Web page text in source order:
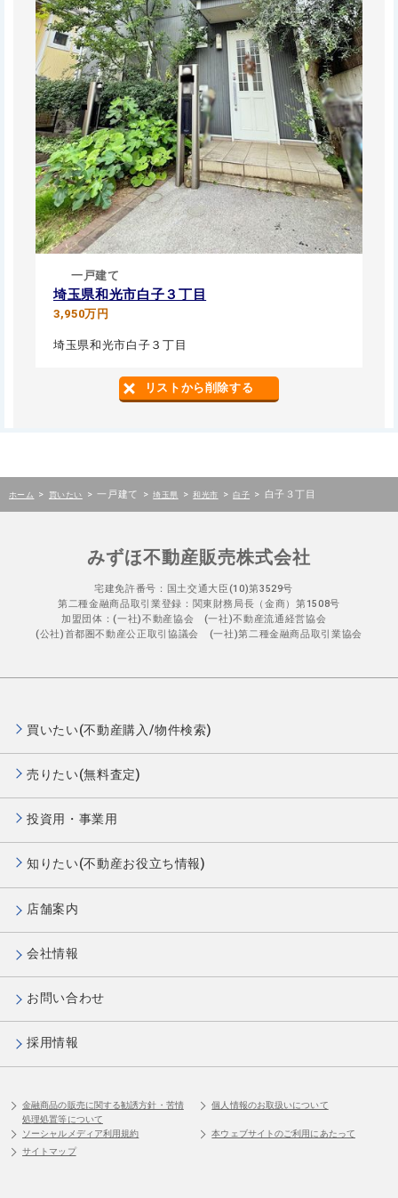
一戸建て
埼玉県和光市白子３丁目
3,950万円
埼玉県和光市白子３丁目
リストから削除する
ホーム > 買いたい > 一戸建て > 埼玉県 > 和光市 > 白子 > 白子３丁目
みずほ不動産販売株式会社
宅建免許番号：国土交通大臣(10)第3529号
第二種金融商品取引業登録：関東財務局長（金商）第1508号
加盟団体：(一社)不動産協会 (一社)不動産流通経営協会
(公社)首都圏不動産公正取引協議会 (一社)第二種金融商品取引業協会
買いたい(不動産購入/物件検索)
売りたい(無料査定)
投資用・事業用
知りたい(不動産お役立ち情報)
店舗案内
会社情報
お問い合わせ
採用情報
金融商品の販売に関する勧誘方針・苦情
処理処置等について
個人情報のお取扱いについて
ソーシャルメディア利用規約
本ウェブサイトのご利用にあたって
サイトマップ